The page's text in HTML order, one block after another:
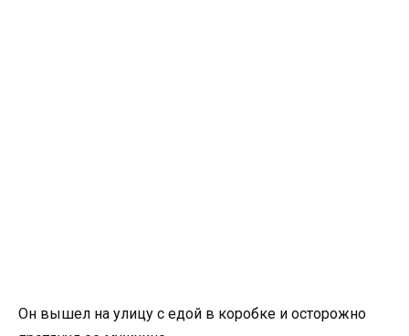
Он вышел на улицу с едой в коробке и осторожно